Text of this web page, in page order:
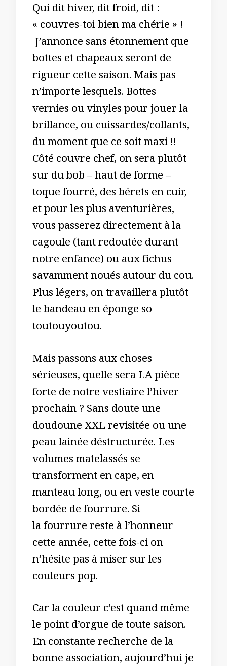
Qui dit hiver, dit froid, dit :
« couvres-toi bien ma chérie » !
J’annonce sans étonnement que
bottes et chapeaux seront de
rigueur cette saison. Mais pas
n’importe lesquels. Bottes
vernies ou vinyles pour jouer la
brillance, ou cuissardes/collants,
du moment que ce soit maxi !!
Côté couvre chef, on sera plutôt
sur du bob – haut de forme –
toque fourré, des bérets en cuir,
et pour les plus aventurières,
vous passerez directement à la
cagoule (tant redoutée durant
notre enfance) ou aux fichus
savamment noués autour du cou.
Plus légers, on travaillera plutôt
le bandeau en éponge so
toutouyoutou.
Mais passons aux choses
sérieuses, quelle sera LA pièce
forte de notre vestiaire l’hiver
prochain ? Sans doute une
doudoune XXL revisitée ou une
peau lainée déstructurée. Les
volumes matelassés se
transforment en cape, en
manteau long, ou en veste courte
bordée de fourrure. Si
la fourrure reste à l’honneur
cette année, cette fois-ci on
n’hésite pas à miser sur les
couleurs pop.
Car la couleur c’est quand même
le point d’orgue de toute saison.
En constante recherche de la
bonne association, aujourd’hui je